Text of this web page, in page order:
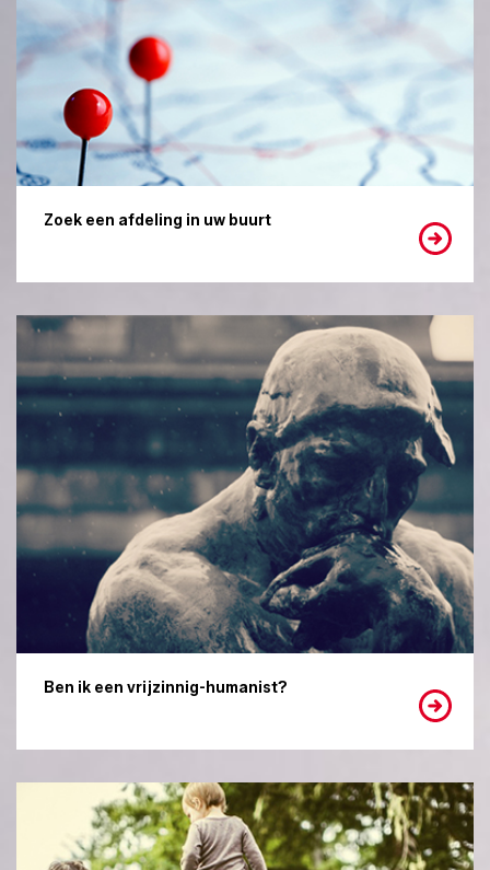
Zoek een afdeling in uw buurt
Ben ik een vrijzinnig-humanist?